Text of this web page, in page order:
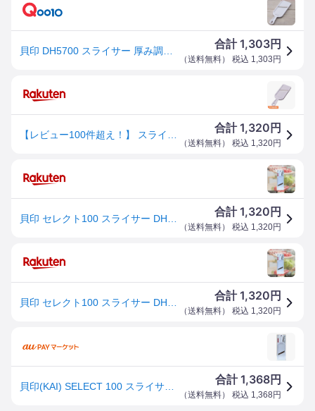
合計1,303円
（送料無料） 税込 1,303 円
合計1,320 円
（送料無料） 税込 1,320円
合計1,320 円
（送料無料） 税込 1,320円
合計1,320 円
（送料無料） 税込 1,320円
合計1,368円
（送料無料） 税込 1,368 円